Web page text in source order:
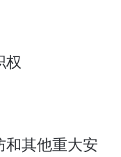
权
其他重大安